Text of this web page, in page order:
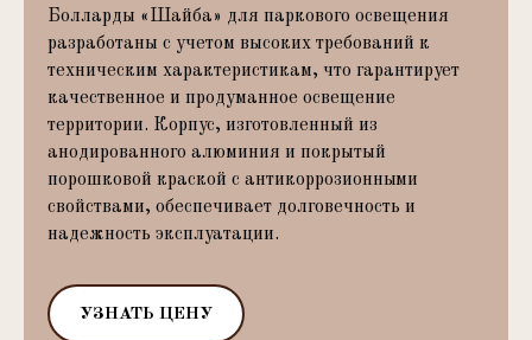
Болларды «Шайба» для паркового освещения
разработаны с учетом высоких требований к
техническим характеристикам, что гарантирует
качественное и продуманное освещение
территории. Корпус, изготовленный из
анодированного алюминия и покрытый
порошковой краской с антикоррозионными
свойствами, обеспечивает долговечность и
надежность эксплуатации.
УЗНАТЬ ЦЕНУ